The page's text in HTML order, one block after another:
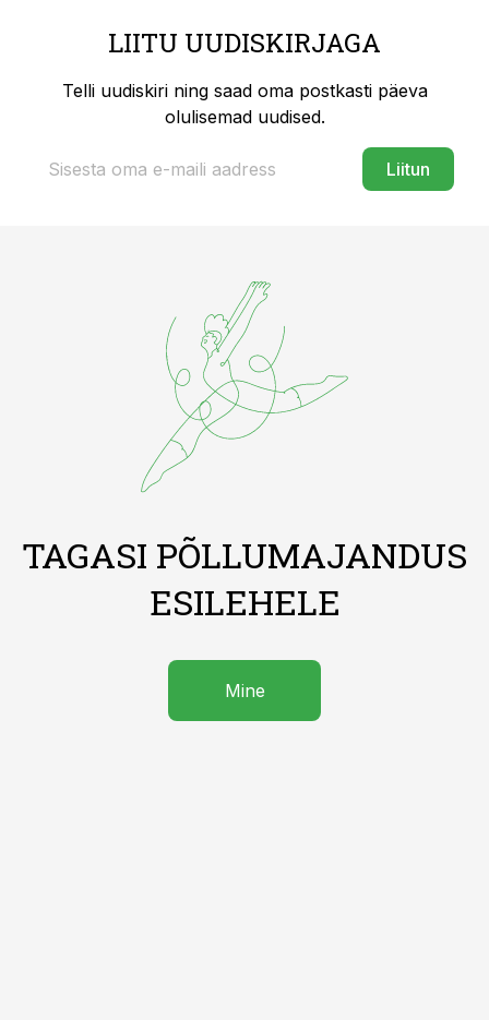
LIITU UUDISKIRJAGA
Telli uudiskiri ning saad oma postkasti päeva
olulisemad uudised.
Liitun
TAGASI PÕLLUMAJANDUS
ESILEHELE
Mine